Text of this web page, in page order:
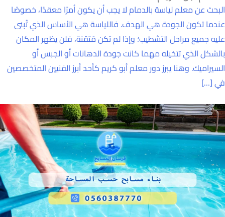
البحث عن معلم لياسة بالدمام لا يجب أن يكون أمرًا معقدًا، خصوصًا
عندما تكون الجودة هي الهدف. فاللياسة هي الأساس الذي تُبنى
عليه جميع مراحل التشطيب؛ وإذا لم تكن مُتقنة، فلن يظهر المكان
بالشكل الذي تتخيله مهما كانت جودة الدهانات أو الجبس أو
السيراميك. وهنا يبرز دور معلم أبو كريم كأحد أبرز الفنيين المتخصصين
في […]